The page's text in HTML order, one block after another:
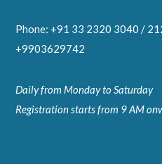
Phone: +91 33 2320 3040 /
+9903629742
Daily from Monday to Saturday
Registration starts from 9 AM